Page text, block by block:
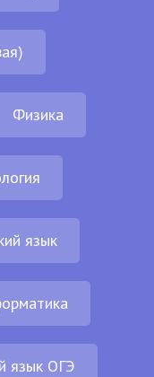
Физика
язык
язык ОГЭ